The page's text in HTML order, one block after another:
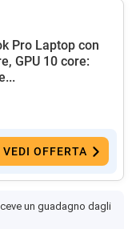
Pro Laptop con
GPU 10 core:
VEDI OFFERTA
un guadagno dagli